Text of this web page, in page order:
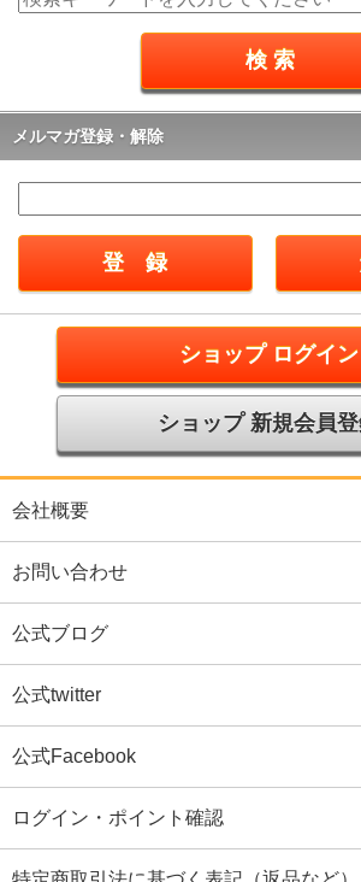
メルマガ登録・解除
ショップ ログイン
ショップ 新規会員
会社概要
お問い合わせ
公式ブログ
公式twitter
公式Facebook
ログイン・ポイント確認